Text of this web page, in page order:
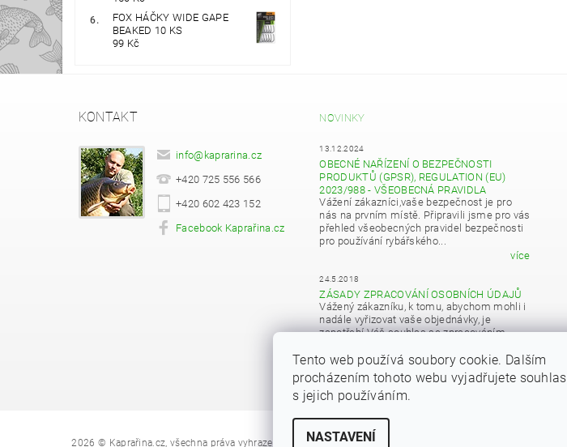
FOX HÁČKY WIDE GAPE
BEAKED 10 KS
99 Kč
KONTAKT
info@kaprarina.cz
+420 725 556 566
+420 602 423 152
Facebook Kaprařina.cz
NOVINKY
13.12.2024
OBECNÉ NAŘÍZENÍ O BEZPEČNOSTI
PRODUKTŮ (GPSR), REGULATION (EU)
2023/988 - VŠEOBECNÁ PRAVIDLA
Vážení zákazníci,vaše bezpečnost je pro
nás na prvním místě. Připravili jsme pro vás
přehled všeobecných pravidel bezpečnosti
pro používání rybářského...
více
24.5.2018
ZÁSADY ZPRACOVÁNÍ OSOBNÍCH ÚDAJŮ
Vážený zákazníku, k tomu, abychom mohli i
nadále vyřizovat vaše objednávky, je
zapotřebí Váš souhlas se zpracováním
více
2026 © Kaprařina.cz, všechna práva vyhrazena Upravit nastavení cookies
Tento web používá soubory cookie. Dalším
procházením tohoto webu vyjadřujete souhlas
s jejich používáním.
NASTAVENÍ